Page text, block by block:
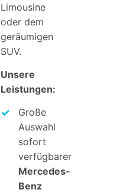
Limousine
oder dem
geräumigen
SUV.
Unsere
Leistungen:
Große
Auswahl
sofort
verfügbarer
Mercedes-
Benz